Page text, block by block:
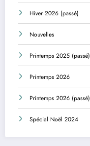
Hiver 2026 (passé)
Nouvelles
Printemps 2025 (passé)
Printemps 2026
Printemps 2026 (passé)
Spécial Noël 2024